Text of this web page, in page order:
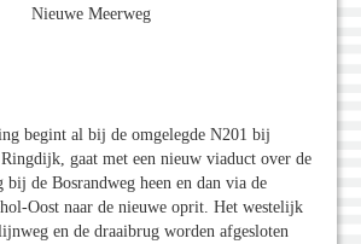
Nieuwe Meerweg
begint al bij de omgelegde N201 bij
gaat met een nieuw viaduct over de
de Bosrandweg heen en dan via de
Oost naar de nieuwe oprit. Het westelijk
en de draaibrug worden afgesloten